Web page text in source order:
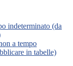
indeterminato (da
a tempo
in tabelle)